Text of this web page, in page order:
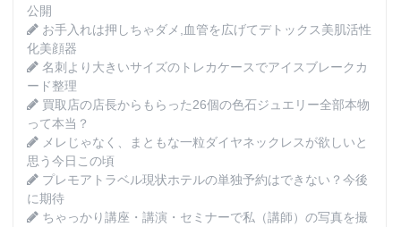
公開
お手入れは押しちゃダメ,血管を広げてデトックス美肌活性
化美顔器
名刺より大きいサイズのトレカケースでアイスブレークカ
ード整理
買取店の店長からもらった26個の色石ジュエリー全部本物
って本当？
メレじゃなく、まともな一粒ダイヤネックレスが欲しいと
思う今日この頃
プレモアトラベル現状ホテルの単独予約はできない？今後
に期待
ちゃっかり講座・講演・セミナーで私（講師）の写真を撮